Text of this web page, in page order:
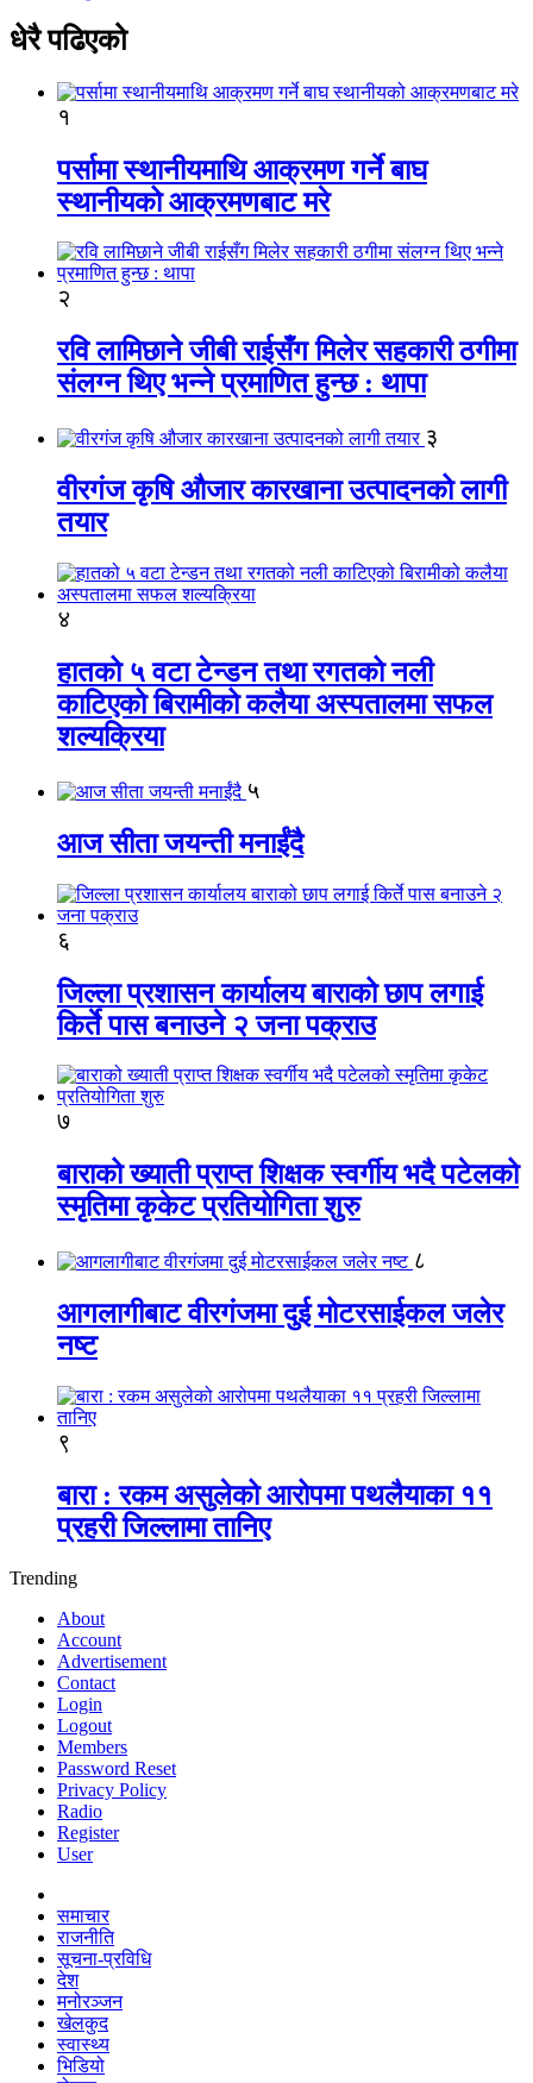
धेरै पढिएको
१
पर्सामा स्थानीयमाथि आक्रमण गर्ने बाघ
स्थानीयको आक्रमणबाट मरे
२
रवि लामिछाने जीबी राईसँग मिलेर सहकारी ठगीमा
संलग्न थिए भन्ने प्रमाणित हुन्छ : थापा
३
वीरगंज कृषि औजार कारखाना उत्पादनको लागी
तयार
४
हातको ५ वटा टेन्डन तथा रगतको नली
काटिएको बिरामीको कलैया अस्पतालमा सफल
शल्यक्रिया
५
आज सीता जयन्ती मनाईंदै
६
जिल्ला प्रशासन कार्यालय बाराको छाप लगाई
किर्ते पास बनाउने २ जना पक्राउ
७
बाराको ख्याती प्राप्त शिक्षक स्वर्गीय भदै पटेलको
स्मृतिमा कृकेट प्रतियोगिता शुरु
८
आगलागीबाट वीरगंजमा दुई मोटरसाईकल जलेर
नष्ट
९
बारा : रकम असुलेको आरोपमा पथलैयाका ११
प्रहरी जिल्लामा तानिए
Trending
About
Account
Advertisement
Contact
Login
Logout
Members
Password Reset
Privacy Policy
Radio
Register
User
समाचार
राजनीति
सूचना-प्रविधि
देश
मनोरञ्जन
खेलकुद
स्वास्थ्य
भिडियो